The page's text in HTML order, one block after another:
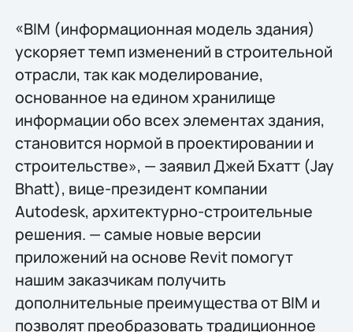
«BIM (информационная модель здания)
ускоряет темп изменений в строительной
отрасли, так как моделирование,
основанное на едином хранилище
информации обо всех элементах здания,
становится нормой в проектировании и
строительстве», — заявил Джей Бхатт (Jay
Bhatt), вице-президент компании
Autodesk, архитектурно-строительные
решения. — самые новые версии
приложений на основе Revit помогут
нашим заказчикам получить
дополнительные преимущества от BIM и
позволят преобразовать традиционное